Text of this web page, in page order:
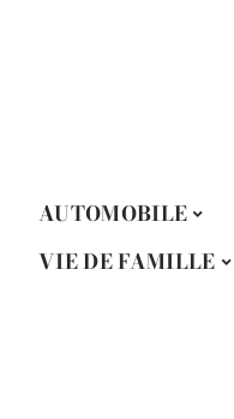
AUTOMOBILE
VIE DE FAMILLE